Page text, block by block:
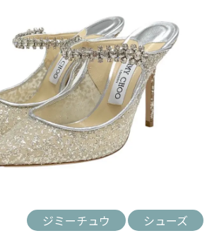
ジミーチュウ シューズ